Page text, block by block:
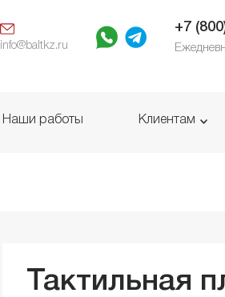
info@baltkz.ru
+7
Наши работы Клиентам
Тактильная